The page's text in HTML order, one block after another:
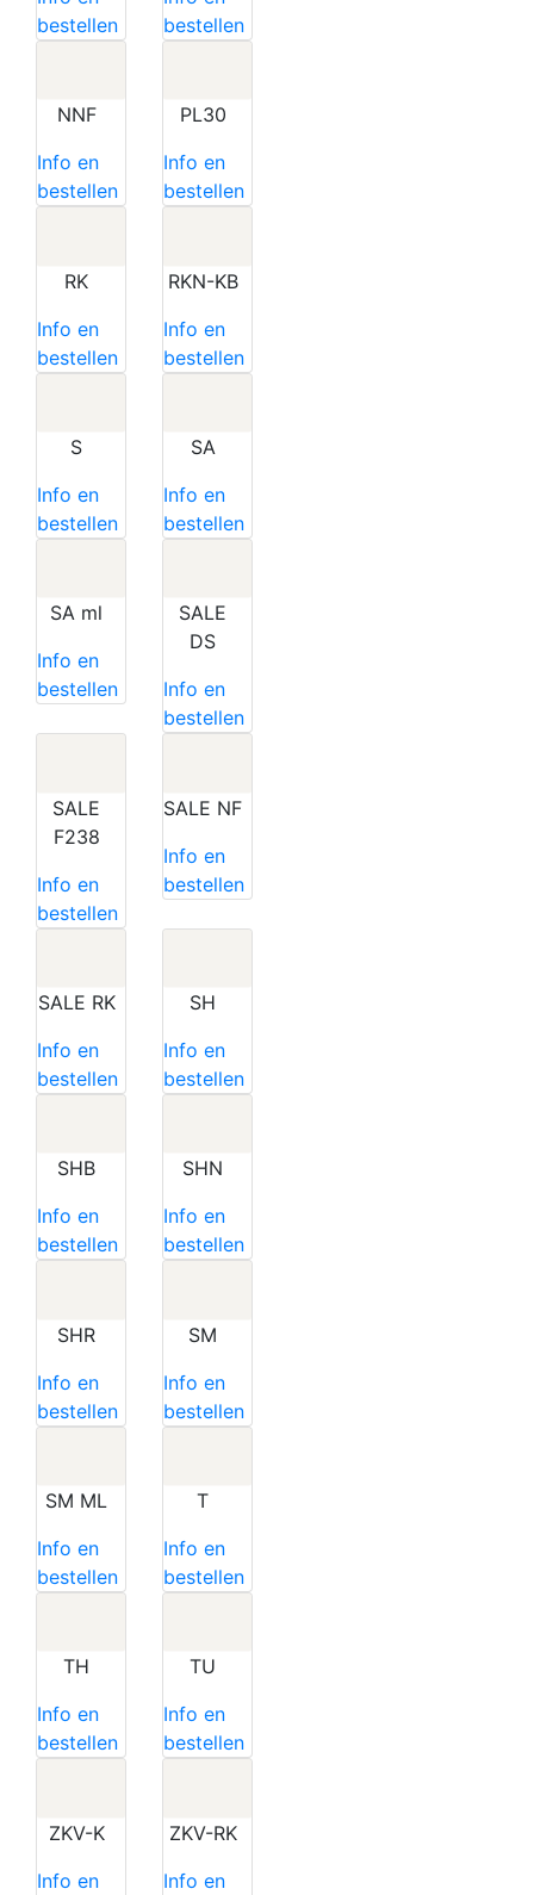
bestellen
bestellen
NNF
Info en
bestellen
PL30
Info en
bestellen
RK
Info en
bestellen
RKN-KB
Info en
bestellen
S
Info en
bestellen
SA
Info en
bestellen
SA ml
Info en
bestellen
SALE
DS
Info en
bestellen
SALE
F238
Info en
bestellen
SALE NF
Info en
bestellen
SALE RK
Info en
bestellen
SH
Info en
bestellen
SHB
Info en
bestellen
SHN
Info en
bestellen
SHR
Info en
bestellen
SM
Info en
bestellen
SM ML
Info en
bestellen
T
Info en
bestellen
TH
Info en
bestellen
TU
Info en
bestellen
ZKV-K
Info en
ZKV-RK
Info en